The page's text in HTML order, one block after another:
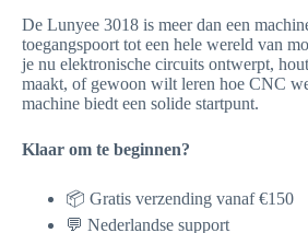
De Lunyee 3018 is meer dan een
toegangspoort tot een hele wereld van
je nu elektronische circuits ontwerpt,
maakt, of gewoon wilt leren hoe CNC
machine biedt een solide startpunt.
Klaar om te beginnen?
📦 Gratis verzending vanaf €150
💬 Nederlandse support